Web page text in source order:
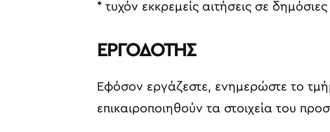
* τυχόν εκκρεμείς αιτήσεις σε
ΕΡΓΟΔΟΤΗΣ
Εφόσον εργάζεστε, ενημερώστε το
επικαιροποιηθούν τα στοιχεία του